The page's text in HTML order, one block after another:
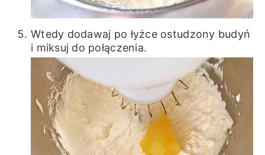
Wtedy dodawaj po łyżce ostudzony budyń
i miksuj do połączenia.